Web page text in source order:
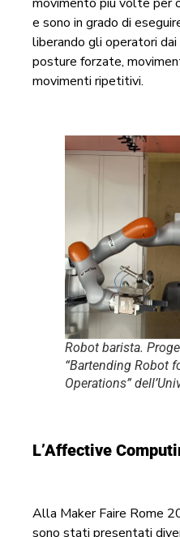
e sono in grado di
liberando gli operatori
posture forzate,
movimenti ripetitivi.
Robot barista.
“Bartending Robot
Operations”
L’Affective
Alla Maker Faire Rome
sono stati presentati